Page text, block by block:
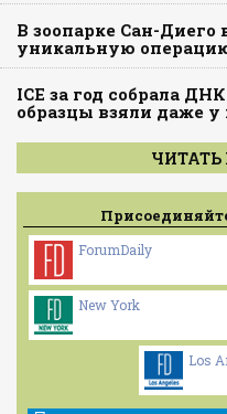
В зоопарке Сан-
уникальную
ICE за год собрала
образцы взяли даже
ЧИТАТЬ
ForumDaily
New York
Los